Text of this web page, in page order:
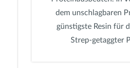
dem unschlagbaren
günstigste Resin für
Strep-getaggter